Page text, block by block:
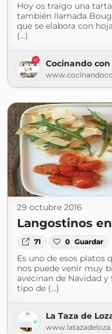
Hoy os traigo una
también llamada
que se elabora con
(...)
Cocinando
29 octubre 2016
Langostinos
71 0 Guardar
Es uno de esos platos
nos puede venir muy
avecinan de Navidad
tipo de (...)
La Taza de